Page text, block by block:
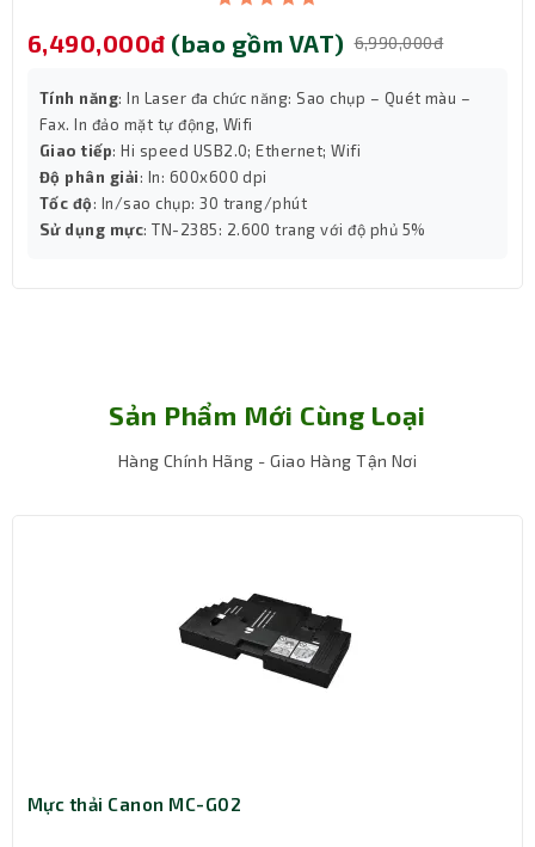
6,490,000đ (bao gồm VAT) 6,990,000đ
Tính năng: In Laser đa chức năng: Sao chụp – Quét màu –
Fax. In đảo mặt tự động, Wifi
Giao tiếp: Hi speed USB2.0; Ethernet; Wifi
Độ phân giải: In: 600x600 dpi
Tốc độ: In/sao chụp: 30 trang/phút
Sử dụng mực: TN-2385: 2.600 trang với độ phủ 5%
Sản Phẩm Mới Cùng Loại
Hàng Chính Hãng - Giao Hàng Tận Nơi
Mực thải Canon MC-G02